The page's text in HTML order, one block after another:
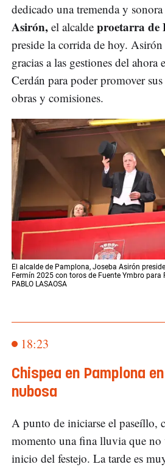
dedicado una tremenda y
Asirón, el alcalde proetarra de
preside la corrida de hoy.
gracias a las gestiones del ahora
Cerdán para poder promover
obras y comisiones.
El alcalde de Pamplona, Joseba Asirón
Fermín 2025 con toros de Fuente Ymbro para
PABLO LASAOSA
18:23
Chispea en Pamplona
nubosa
A punto de iniciarse el paseíllo,
momento una fina lluvia que no
inicio del festejo. La tarde es